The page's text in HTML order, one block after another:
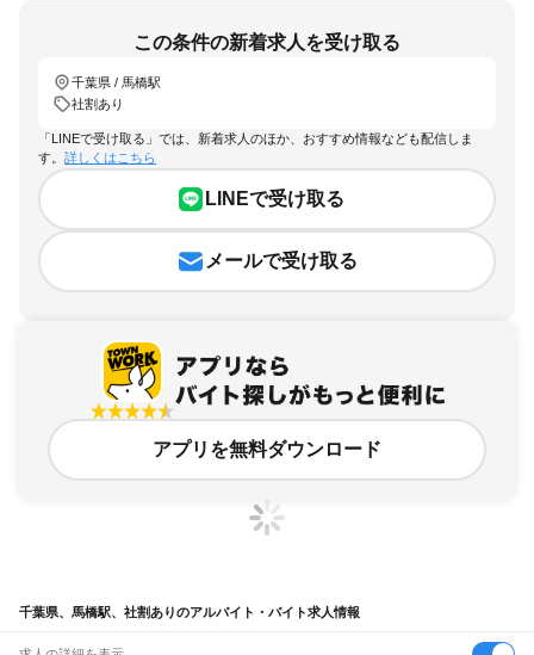
この条件の新着求人を受け取る
千葉県 / 馬橋駅
社割あり
「LINEで受け取る」では、新着求人のほか、おすすめ情報なども配信しま
す。 詳しくはこちら
LINEで受け取る
メールで受け取る
アプリを無料ダウンロード
千葉県、馬橋駅、社割ありのアルバイト・バイト求人情報